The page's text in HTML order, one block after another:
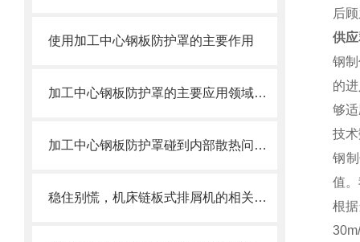
使用加工中心钢板防护罩的主要作用
加工中心钢板防护罩的主要应用领域和产品的主要特性
加工中心钢板防护罩碰到内部散热问题改怎么办？这篇文章告诉你
稳住别慌，机床链板式排屑机的相关信息马上来
后
供
钢
的
够
技
钢
值
根